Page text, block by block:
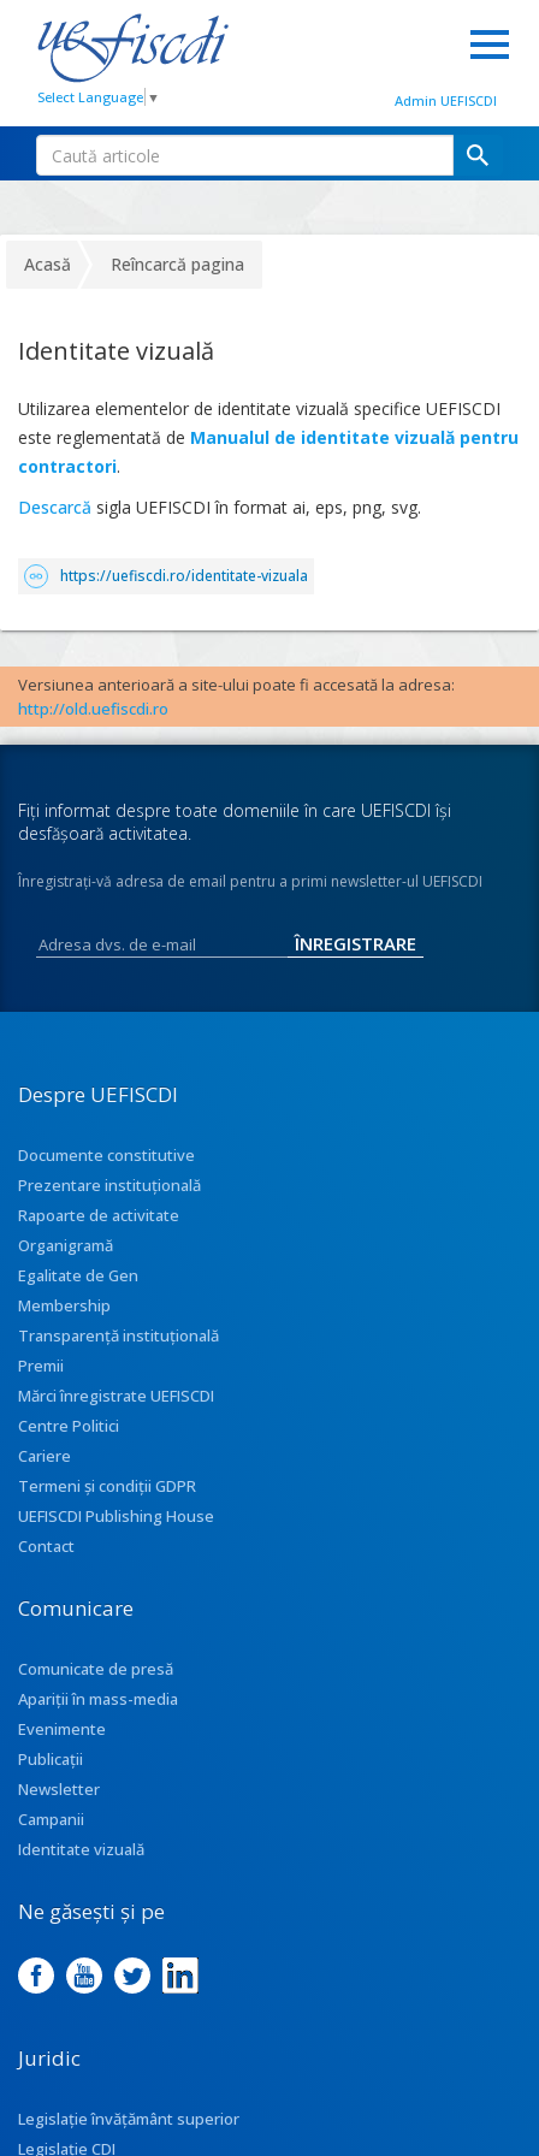
Select Language ▼ Admin UEFISCDI
Acasă Reîncarcă pagina
Identitate vizuală
Utilizarea elementelor de identitate vizuală specifice UEFISCDI
este reglementată de Manualul de identitate vizuală pentru
contractori.
Descarcă sigla UEFISCDI în format ai, eps, png, svg.
https://uefiscdi.ro/identitate-vizuala
Versiunea anterioară a site-ului poate fi accesată la adresa:
http://old.uefiscdi.ro
Fiţi informat despre toate domeniile în care UEFISCDI îşi
desfăşoară activitatea.
Înregistraţi-vă adresa de email pentru a primi newsletter-ul UEFISCDI
Despre UEFISCDI
Documente constitutive
Prezentare instituţională
Rapoarte de activitate
Organigramă
Egalitate de Gen
Membership
Transparenţă instituţională
Premii
Mărci înregistrate UEFISCDI
Centre Politici
Cariere
Termeni și condiții GDPR
UEFISCDI Publishing House
Contact
Comunicare
Comunicate de presă
Apariţii în mass-media
Evenimente
Publicații
Newsletter
Campanii
Identitate vizuală
Ne găsești și pe
Juridic
Legislație învățământ superior
Legislație CDI